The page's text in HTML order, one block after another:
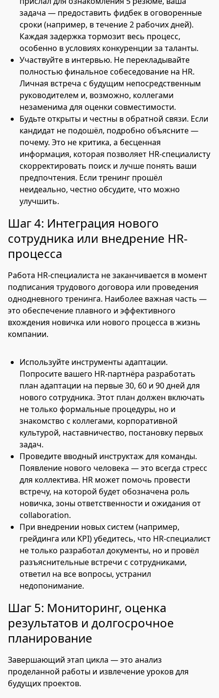
задача — предоставить фидбек в оговоренные
сроки (например, в течение 2 рабочих дней).
Каждая задержка тормозит весь процесс,
особенно в условиях конкуренции за таланты.
Участвуйте в интервью. Не перекладывайте
полностью финальное собеседование на HR.
Личная встреча с будущим непосредственным
руководителем и, возможно, коллегами
незаменима для оценки совместимости.
Будьте открыты и честны в обратной связи. Если
кандидат не подошёл, подробно объясните —
почему. Это не критика, а бесценная
информация, которая позволяет HR-специалисту
скорректировать поиск и лучше понять ваши
предпочтения. Если тренинг прошёл
неидеально, честно обсудите, что можно
улучшить.
Шаг 4: Интеграция нового
сотрудника или внедрение HR-
процесса
Работа HR-специалиста не заканчивается в момент
подписания трудового договора или проведения
однодневного тренинга. Наиболее важная часть —
это обеспечение плавного и эффективного
вхождения новичка или нового процесса в жизнь
компании.
Используйте инструменты адаптации.
Попросите вашего HR-партнёра разработать
план адаптации на первые 30, 60 и 90 дней для
нового сотрудника. Этот план должен включать
не только формальные процедуры, но и
знакомство с коллегами, корпоративной
культурой, наставничество, постановку первых
задач.
Проведите вводный инструктаж для команды.
Появление нового человека — это всегда стресс
для коллектива. HR может помочь провести
встречу, на которой будет обозначена роль
новичка, зоны ответственности и ожидания от
collaboration.
При внедрении новых систем (например,
грейдинга или KPI) убедитесь, что HR-специалист
не только разработал документы, но и провёл
разъяснительные встречи с сотрудниками,
ответил на все вопросы, устранил
недопонимание.
Шаг 5: Мониторинг, оценка
результатов и долгосрочное
планирование
Завершающий этап цикла — это анализ
проделанной работы и извлечение уроков для
будущих проектов.